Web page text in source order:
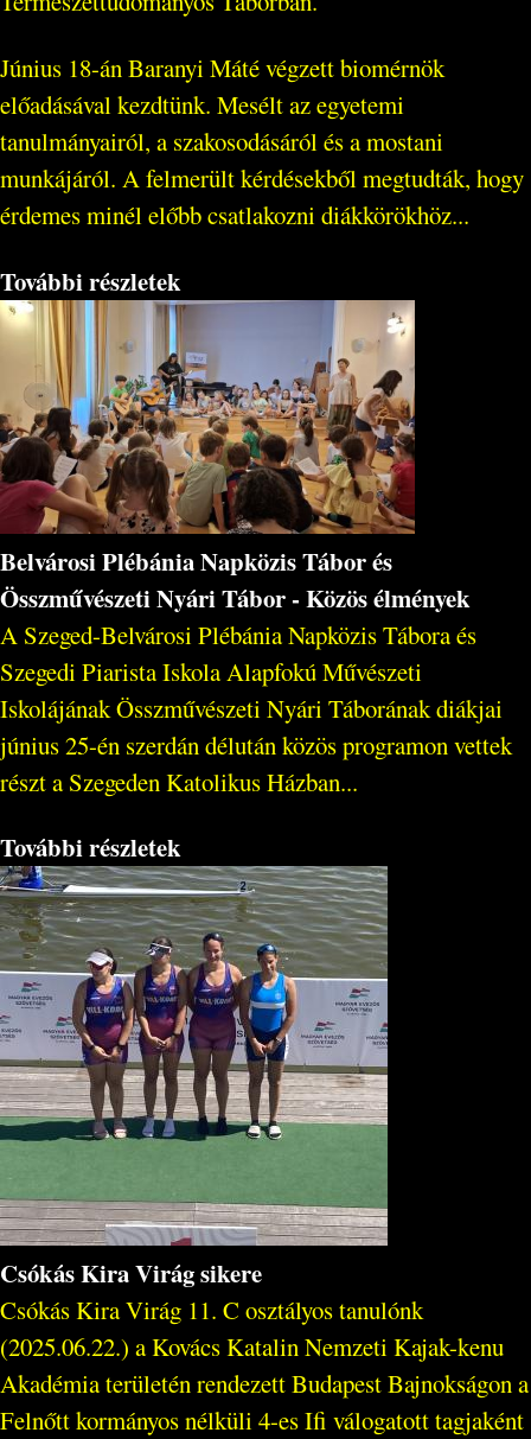
Június 18-án Baranyi Máté végzett biomérnök
előadásával kezdtünk. Mesélt az egyetemi
tanulmányairól, a szakosodásáról és a mostani
munkájáról. A felmerült kérdésekből megtudták, hogy
érdemes minél előbb csatlakozni diákkörökhöz...
További részletek
Belvárosi Plébánia Napközis Tábor és
Összművészeti Nyári Tábor - Közös élmények
A Szeged-Belvárosi Plébánia Napközis Tábora és
Szegedi Piarista Iskola Alapfokú Művészeti
Iskolájának Összművészeti Nyári Táborának diákjai
június 25-én szerdán délután közös programon vettek
részt a Szegeden Katolikus Házban...
További részletek
Csókás Kira Virág sikere
Csókás Kira Virág 11. C osztályos tanulónk
(2025.06.22.) a Kovács Katalin Nemzeti Kajak-kenu
Akadémia területén rendezett Budapest Bajnokságon a
Felnőtt kormányos nélküli 4-es Ifi válogatott tagjaként